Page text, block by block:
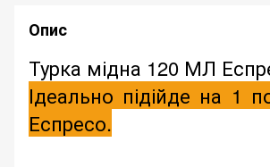
Опис
Турка мідна 120 МЛ
Ідеально підійде на 1
Еспресо.